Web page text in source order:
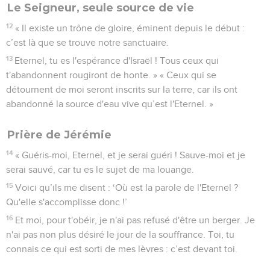
Le Seigneur, seule source de vie
12 « Il existe un trône de gloire, éminent depuis le début :
c’est là que se trouve notre sanctuaire.
13 Eternel, tu es l'espérance d'Israël ! Tous ceux qui
t'abandonnent rougiront de honte. » « Ceux qui se
détournent de moi seront inscrits sur la terre, car ils ont
abandonné la source d'eau vive qu’est l'Eternel. »
Prière de Jérémie
14 « Guéris-moi, Eternel, et je serai guéri ! Sauve-moi et je
serai sauvé, car tu es le sujet de ma louange.
15 Voici qu’ils me disent : ‘Où est la parole de l'Eternel ?
Qu'elle s'accomplisse donc !’
16 Et moi, pour t'obéir, je n'ai pas refusé d'être un berger. Je
n'ai pas non plus désiré le jour de la souffrance. Toi, tu
connais ce qui est sorti de mes lèvres : c’est devant toi.